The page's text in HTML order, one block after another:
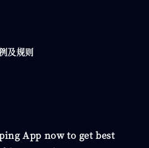
及规则
App now to get best